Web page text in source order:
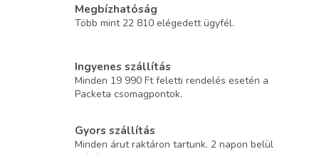
Megbízhatóság
Több mint 22 810 elégedett ügyfél.
Ingyenes szállítás
Minden 19 990 Ft feletti rendelés esetén a
Packeta csomagpontok.
Gyors szállítás
Minden árut raktáron tartunk. 2 napon belül